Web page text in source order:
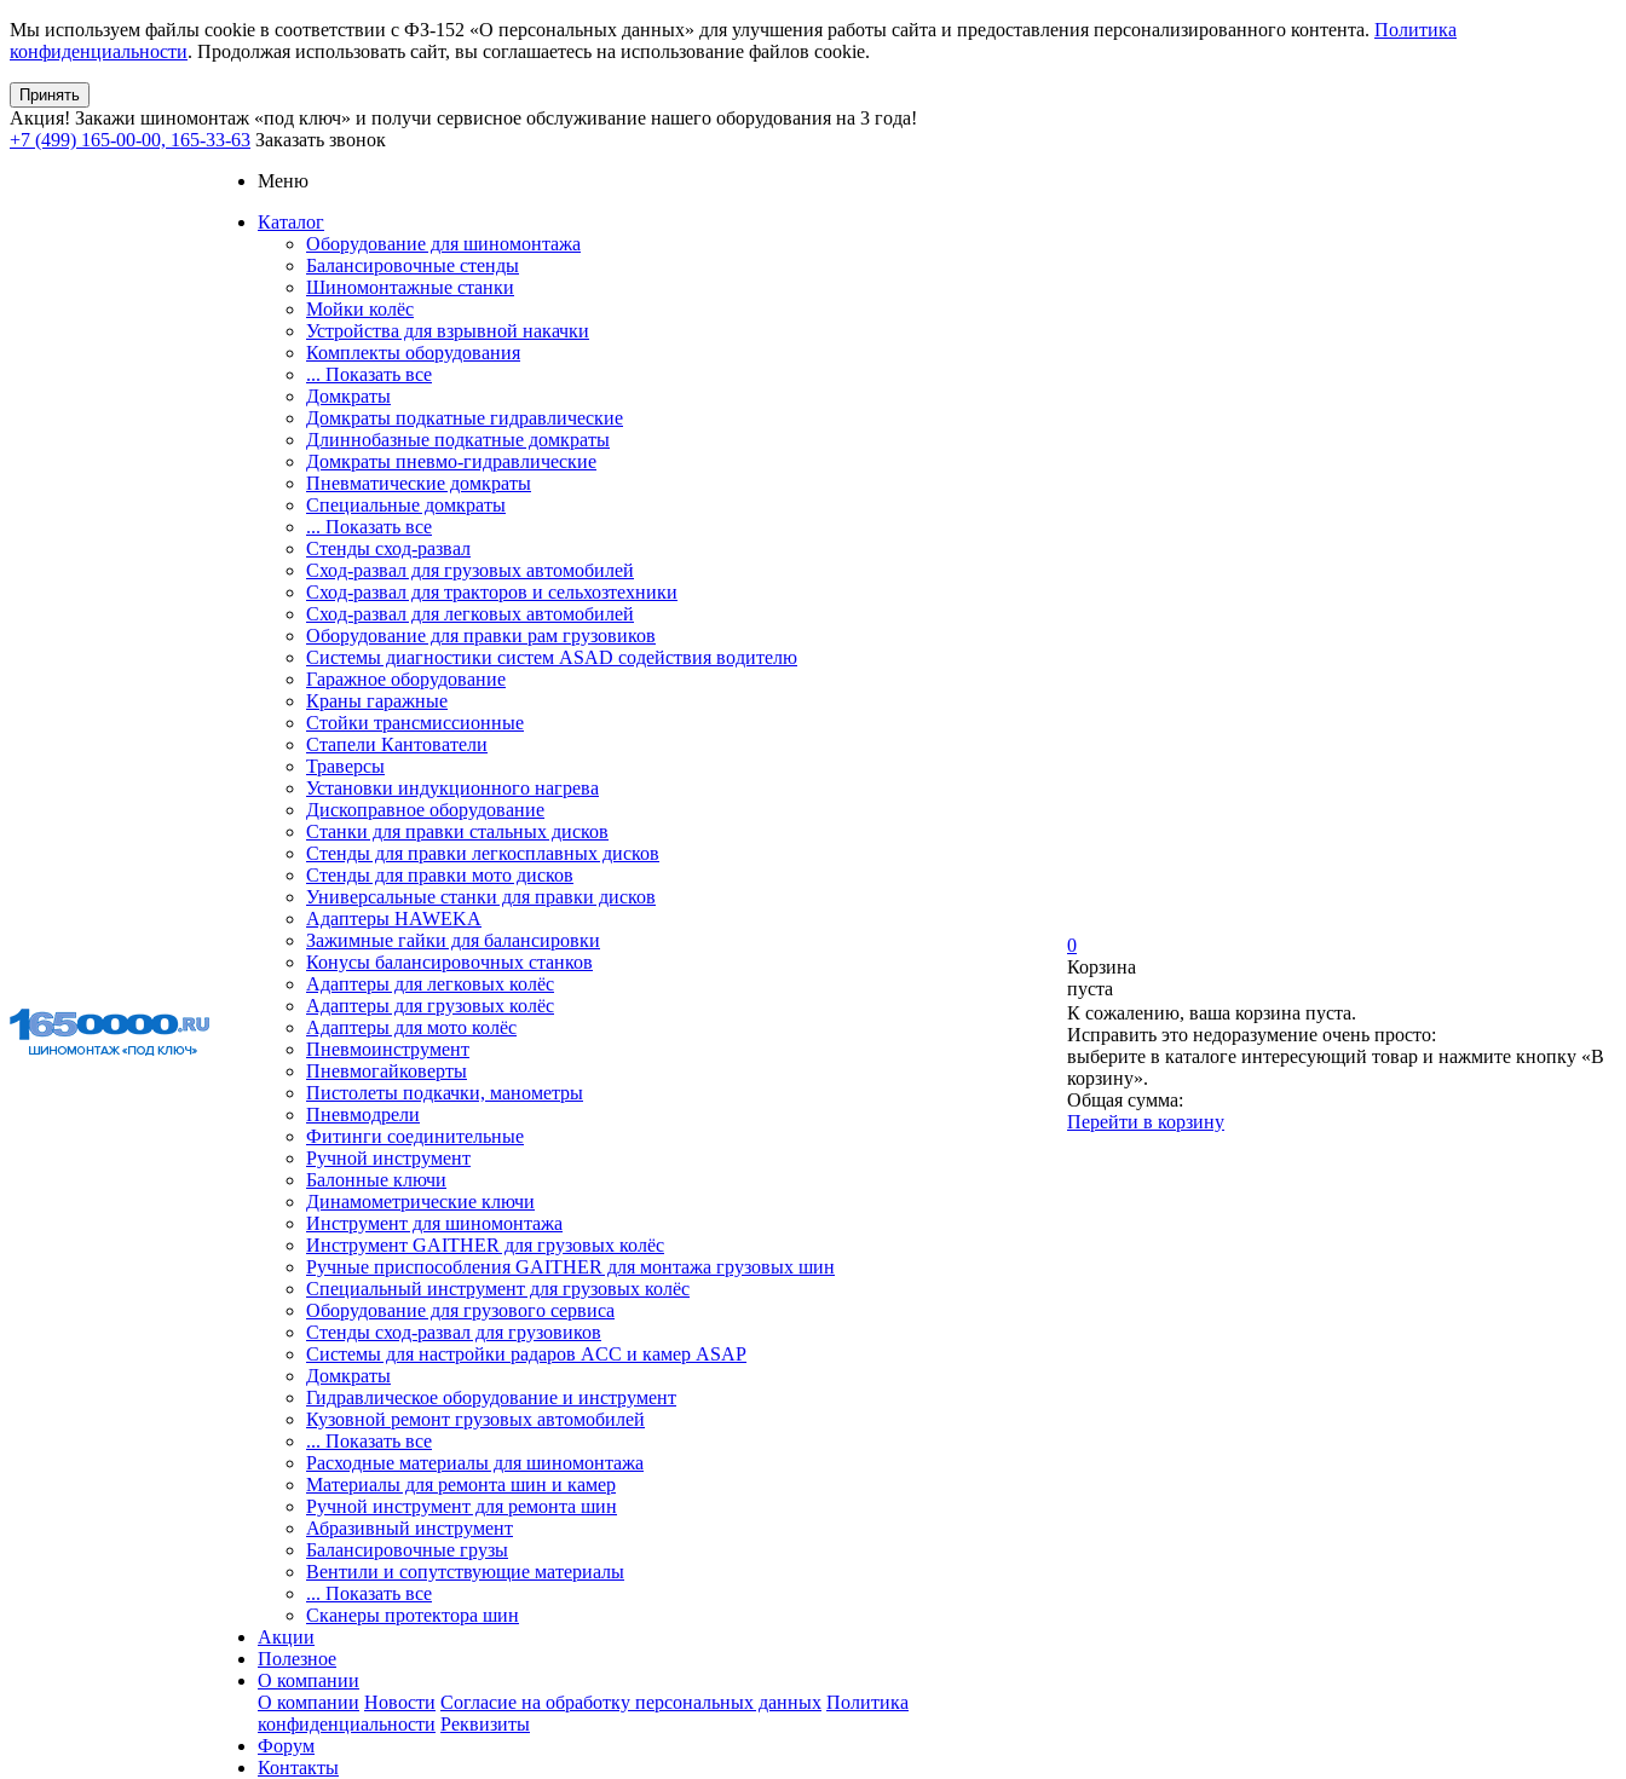
Мы используем файлы cookie в соответствии с ФЗ-152 «О персональных данных» для улучшения работы сайта и предоставления персонализированного контента. Политика
конфиденциальности. Продолжая использовать сайт, вы соглашаетесь на использование файлов cookie.
Принять
Акция! Закажи шиномонтаж «под ключ» и получи сервисное обслуживание нашего оборудования на 3 года!
+7 (499) 165-00-00, 165-33-63 Заказать звонок
Меню
Каталог
Оборудование для шиномонтажа
Балансировочные стенды
Шиномонтажные станки
Мойки колёс
Устройства для взрывной накачки
Комплекты оборудования
... Показать все
Домкраты
Домкраты подкатные гидравлические
Длиннобазные подкатные домкраты
Домкраты пневмо-гидравлические
Пневматические домкраты
Специальные домкраты
... Показать все
Стенды сход-развал
Сход-развал для грузовых автомобилей
Сход-развал для тракторов и сельхозтехники
Сход-развал для легковых автомобилей
Оборудование для правки рам грузовиков
Системы диагностики систем ASAD содействия водителю
Гаражное оборудование
Краны гаражные
Стойки трансмиссионные
Стапели Кантователи
Траверсы
Установки индукционного нагрева
Дископравное оборудование
Станки для правки стальных дисков
Стенды для правки легкосплавных дисков
Стенды для правки мото дисков
Универсальные станки для правки дисков
Адаптеры HAWEKA
Зажимные гайки для балансировки
Конусы балансировочных станков
Адаптеры для легковых колёс
Адаптеры для грузовых колёс
Адаптеры для мото колёс
Пневмоинструмент
Пневмогайковерты
Пистолеты подкачки, манометры
Пневмодрели
Фитинги соединительные
Ручной инструмент
Балонные ключи
Динамометрические ключи
Инструмент для шиномонтажа
Инструмент GAITHER для грузовых колёс
Ручные приспособления GAITHER для монтажа грузовых шин
Специальный инструмент для грузовых колёс
Оборудование для грузового сервиса
Стенды сход-развал для грузовиков
Системы для настройки радаров ACC и камер ASAP
Домкраты
Гидравлическое оборудование и инструмент
Кузовной ремонт грузовых автомобилей
... Показать все
Расходные материалы для шиномонтажа
Материалы для ремонта шин и камер
Ручной инструмент для ремонта шин
Абразивный инструмент
Балансировочные грузы
Вентили и сопутствующие материалы
... Показать все
Сканеры протектора шин
Акции
Полезное
О компании
О компании Новости Согласие на обработку персональных данных Политика
конфиденциальности Реквизиты
Форум
Контакты
0
Корзина
пуста
К сожалению, ваша корзина пуста.
Исправить это недоразумение очень просто:
выберите в каталоге интересующий товар и нажмите кнопку «В
корзину».
Общая сумма:
Перейти в корзину